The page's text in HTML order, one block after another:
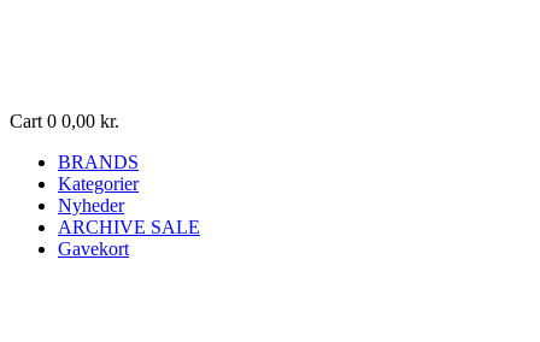
Cart 0 0,00 kr.
BRANDS
Kategorier
Nyheder
ARCHIVE SALE
Gavekort